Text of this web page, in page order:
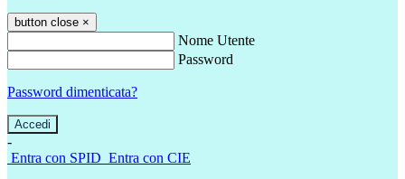
button close ×
Nome Utente
Password
Password dimenticata?
-
Entra con SPID Entra con CIE